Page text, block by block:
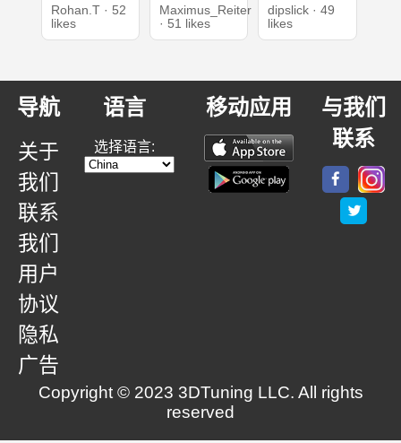
Rohan.T · 52
likes
Maximus_Reiter
· 51 likes
dipslick · 49
likes
导航
关于
我们
联系
我们
用户
协议
隐私
广告
语言
选择语言:
移动应用
与我们
联系
Copyright © 2023 3DTuning LLC. All rights
reserved